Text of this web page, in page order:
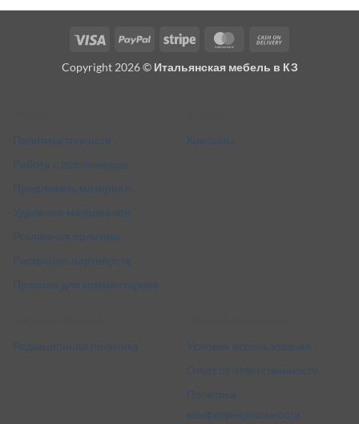
Visa PayPal Stripe MasterCard
Delivery
Copyright 2026 © Итальянская мебель в КЗ
Политика точности
Работа с источниками
Предложить материал
Удаление материалов
Рекламная политика
Раскрытие партнёрств
Правила для комментариев
Контакты
Редакционная политика
Условия использования
Отказ от ответственности
Политика
конфиденциальности